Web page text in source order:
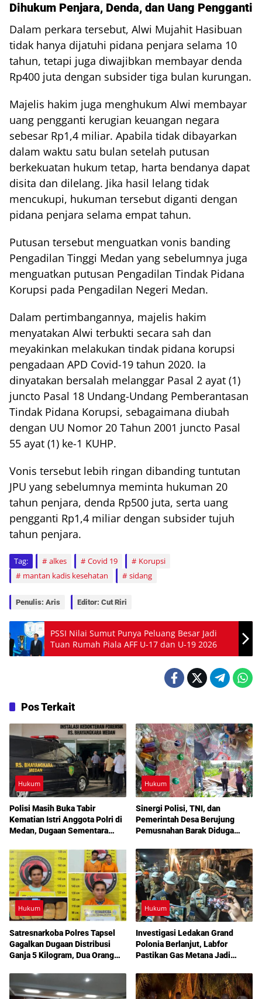
Dihukum Penjara, Denda, dan Uang Pengganti
Dalam perkara tersebut, Alwi Mujahit Hasibuan
tidak hanya dijatuhi pidana penjara selama 10
tahun, tetapi juga diwajibkan membayar denda
Rp400 juta dengan subsider tiga bulan kurungan.
Majelis hakim juga menghukum Alwi membayar
uang pengganti kerugian keuangan negara
sebesar Rp1,4 miliar. Apabila tidak dibayarkan
dalam waktu satu bulan setelah putusan
berkekuatan hukum tetap, harta bendanya dapat
disita dan dilelang. Jika hasil lelang tidak
mencukupi, hukuman tersebut diganti dengan
pidana penjara selama empat tahun.
Putusan tersebut menguatkan vonis banding
Pengadilan Tinggi Medan yang sebelumnya juga
menguatkan putusan Pengadilan Tindak Pidana
Korupsi pada Pengadilan Negeri Medan.
Dalam pertimbangannya, majelis hakim
menyatakan Alwi terbukti secara sah dan
meyakinkan melakukan tindak pidana korupsi
pengadaan APD Covid-19 tahun 2020. Ia
dinyatakan bersalah melanggar Pasal 2 ayat (1)
juncto Pasal 18 Undang-Undang Pemberantasan
Tindak Pidana Korupsi, sebagaimana diubah
dengan UU Nomor 20 Tahun 2001 juncto Pasal
55 ayat (1) ke-1 KUHP.
Vonis tersebut lebih ringan dibanding tuntutan
JPU yang sebelumnya meminta hukuman 20
tahun penjara, denda Rp500 juta, serta uang
pengganti Rp1,4 miliar dengan subsider tujuh
tahun penjara.
Tag: alkes Covid 19
Korupsi
mantan kadis kesehatan
sidang
Penulis: Aris Editor: Cut Riri
PSSI Nilai Sumut Punya Peluang Besar Jadi
Tuan Rumah Piala AFF U-17 dan U-19 2026
Pos Terkait
Hukum
Polisi Masih Buka Tabir
Kematian Istri Anggota Polri di
Medan, Dugaan Sementara
Hukum
Sinergi Polisi, TNI, dan
Pemerintah Desa Berujung
Pemusnahan Barak Diduga
Hukum
Satresnarkoba Polres Tapsel
Gagalkan Dugaan Distribusi
Ganja 5 Kilogram, Dua Orang
Hukum
Investigasi Ledakan Grand
Polonia Berlanjut, Labfor
Pastikan Gas Metana Jadi